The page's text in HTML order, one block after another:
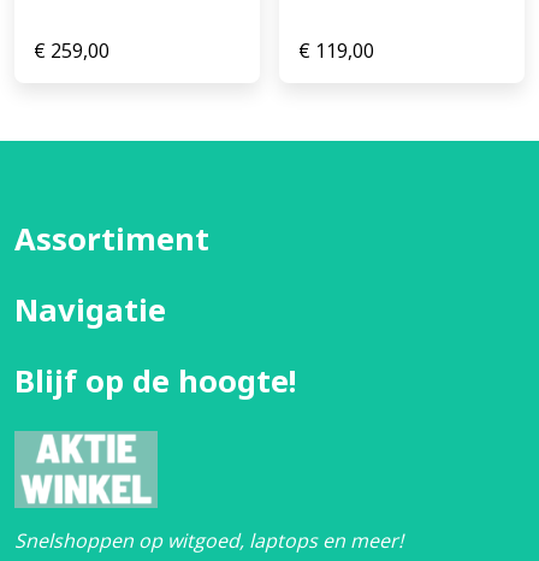
€ 259,00 € 119,00
Assortiment
Navigatie
Blijf op de hoogte!
Snelshoppen op witgoed, laptops en meer!